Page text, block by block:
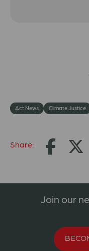
Act News Climate Justice
Share:
Join our